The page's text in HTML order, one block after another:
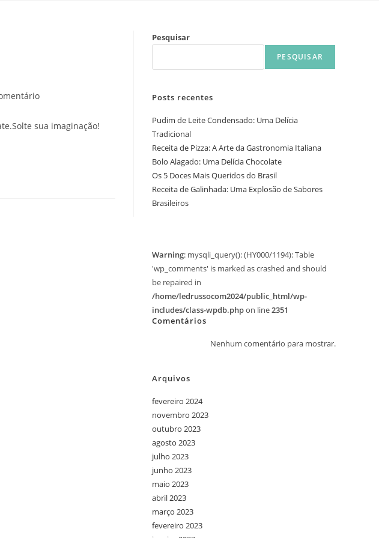
sua imaginação!
Pesquisar
PESQUISAR
Posts recentes
Pudim de Leite Condensado: Uma Delícia
Tradicional
Receita de Pizza: A Arte da Gastronomia Italiana
Bolo Alagado: Uma Delícia Chocolate
Os 5 Doces Mais Queridos do Brasil
Receita de Galinhada: Uma Explosão de Sabores
Brasileiros
Warning: mysqli_query(): (HY000/1194): Table
'wp_comments' is marked as crashed and should
be repaired in
/home/ledrussocom2024/public_html/wp-
includes/class-wpdb.phpon line2351
Comentários
Nenhum comentário para mostrar.
Arquivos
fevereiro 2024
novembro 2023
outubro 2023
agosto 2023
julho 2023
junho 2023
maio 2023
abril 2023
março 2023
fevereiro 2023